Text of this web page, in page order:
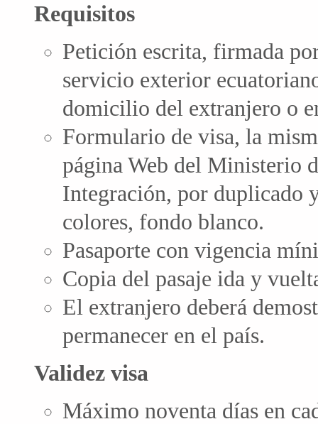
Requisitos
Petición escrita, firmada
servicio exterior
domicilio del extranjero o
Formulario de visa, la
página Web del Ministerio
Integración, por duplicado
colores, fondo blanco.
Pasaporte con vigencia
Copia del pasaje ida y
El extranjero deberá
permanecer en el país.
Validez visa
Máximo noventa días en